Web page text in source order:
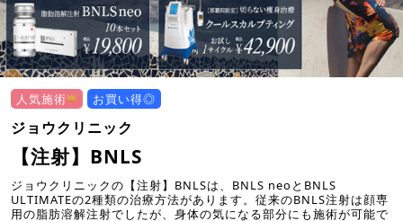
人気施術 お買い得◎
ジョウクリニック
【注射】BNLS
ジョウクリニックの【注射】BNLSは、BNLS neoとBNLS
ULTIMATEの2種類の治療方法があります。従来のBNLS注射は顔専
用の脂肪溶解注射でしたが、身体の気になる部分にも施術が可能で